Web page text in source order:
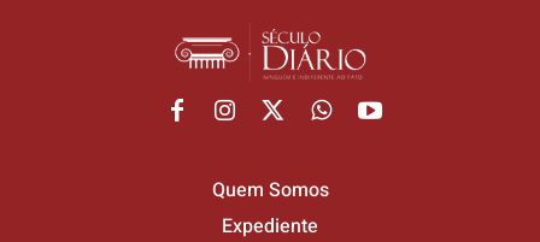
Quem Somos
Expediente